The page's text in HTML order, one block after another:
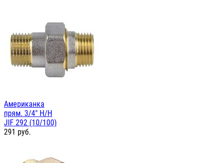
Американка
прям. 3/4" Н/Н
JIF 292 (10/100)
291 руб.